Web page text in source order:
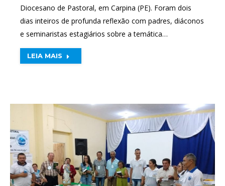
Diocesano de Pastoral, em Carpina (PE). Foram dois
dias inteiros de profunda reflexão com padres, diáconos
e seminaristas estagiários sobre a temática…
LEIA MAIS